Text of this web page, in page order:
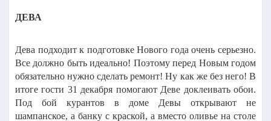
ДЕВА
Дева подходит к подготовке Нового года очень серьезно.
Все должно быть идеально! Поэтому перед Новым годом
обязательно нужно сделать ремонт! Ну как же без него! В
итоге гости 31 декабря помогают Деве доклеивать обои.
Под бой курантов в доме Девы открывают не
шампанское, а банку с краской, а вместо оливье на столе